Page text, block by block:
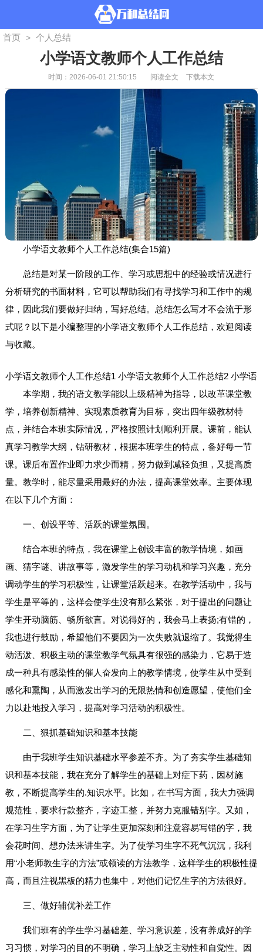
首页 > 个人总结
小学语文教师个人工作总结
时间：2026-06-01 21:50:15 阅读全文 下载本文
小学语文教师个人工作总结(集合15篇)
总结是对某一阶段的工作、学习或思想中的经验或情况进行
分析研究的书面材料，它可以帮助我们有寻找学习和工作中的规
律，因此我们要做好归纳，写好总结。总结怎么写才不会流于形
式呢？以下是小编整理的小学语文教师个人工作总结，欢迎阅读
与收藏。
小学语文教师个人工作总结1
本学期，我的语文教学能以上级精神为指导，以改革课堂教
学，培养创新精神、实现素质教育为目标，突出四年级教材特
点，并结合本班实际情况，严格按照计划顺利开展。课前，能认
真学习教学大纲，钻研教材，根据本班学生的特点，备好每一节
课。课后布置作业即力求少而精，努力做到减轻负担，又提高质
量。教学时，能尽量采用最好的办法，提高课堂效率。主要体现
在以下几个方面：
一、创设平等、活跃的课堂氛围。
结合本班的特点，我在课堂上创设丰富的教学情境，如画
画、猜字谜、讲故事等，激发学生的学习动机和学习兴趣，充分
调动学生的学习积极性，让课堂活跃起来。在教学活动中，我与
学生是平等的，这样会使学生没有那么紧张，对于提出的问题让
学生开动脑筋、畅所欲言。对说得好的，我会马上表扬;有错的，
我也进行鼓励，希望他们不要因为一次失败就退缩了。我觉得生
动活泼、积极主动的课堂教学气氛具有很强的感染力，它易于造
成一种具有感染性的催人奋发向上的教学情境，使学生从中受到
感化和熏陶，从而激发出学习的无限热情和创造愿望，使他们全
力以赴地投入学习，提高对学习活动的积极性。
二、狠抓基础知识和基本技能
由于我班学生知识基础水平参差不齐。为了夯实学生基础知
识和基本技能，我在充分了解学生的基础上对症下药，因材施
教，不断提高学生的.知识水平。比如，在书写方面，我大力强调
规范性，要求行款整齐，字迹工整，并努力克服错别字。又如，
在学习生字方面，为了让学生更加深刻和注意容易写错的字，我
会花时间、想办法来讲生字。为了使学习生字不死气沉沉，我利
用“小老师教生字的方法”或领读的方法教学，这样学生的积极性提
高，而且注视黑板的精力也集中，对他们记忆生字的方法很好。
三、做好辅优补差工作
我们班有的学生学习基础差、学习意识差，没有养成好的学
习习惯，对学习的目的不明确，学习上缺乏主动性和自觉性。因
小学语文教师个人工作总结2 小学语